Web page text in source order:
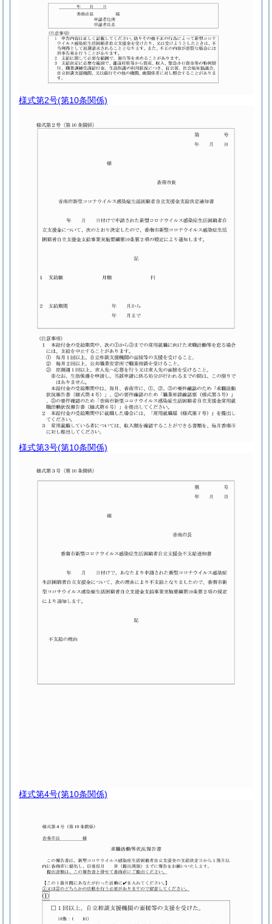
様式第2号(第10条関係)
様式第3号(第10条関係)
様式第4号(第10条関係)